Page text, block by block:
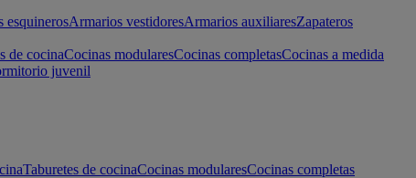
esquinerosArmarios vestidoresArmarios auxiliaresZapateros
de cocinaCocinas modularesCocinas completasCocinas a medida
juvenil
Taburetes de cocinaCocinas modularesCocinas completas